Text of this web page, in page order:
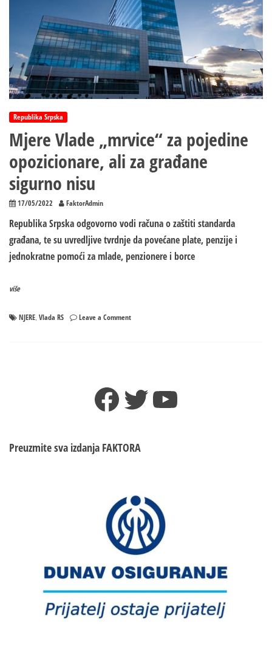
Republika Srpska
Mjere Vlade „mrvice“ za pojedine
opozicionare, ali za građane
sigurno nisu
17/05/2022 FaktorAdmin
Republika Srpska odgovorno vodi računa o zaštiti standarda
građana, te su uvredljive tvrdnje da povećane plate, penzije i
jednokratne pomoći za mlade, penzionere i borce
više
NJERE, Vlada RS Leave a Commenton
opozicionare,
nisu
Facebook
TwitterYouTube
Preuzmite sva izdanja FAKTORA